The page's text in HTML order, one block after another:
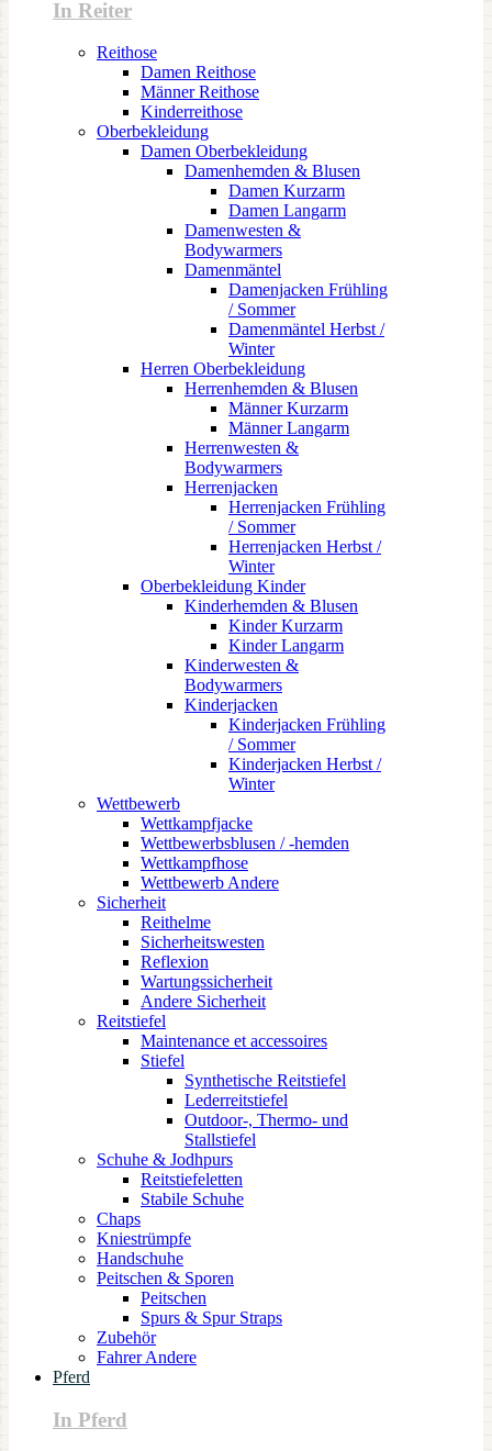
In Reiter
Reithose
Damen Reithose
Männer Reithose
Kinderreithose
Oberbekleidung
Damen Oberbekleidung
Damenhemden & Blusen
Damen Kurzarm
Damen Langarm
Damenwesten &
Bodywarmers
Damenmäntel
Damenjacken Frühling
/ Sommer
Damenmäntel Herbst /
Winter
Herren Oberbekleidung
Herrenhemden & Blusen
Männer Kurzarm
Männer Langarm
Herrenwesten &
Bodywarmers
Herrenjacken
Herrenjacken Frühling
/ Sommer
Herrenjacken Herbst /
Winter
Oberbekleidung Kinder
Kinderhemden & Blusen
Kinder Kurzarm
Kinder Langarm
Kinderwesten &
Bodywarmers
Kinderjacken
Kinderjacken Frühling
/ Sommer
Kinderjacken Herbst /
Winter
Wettbewerb
Wettkampfjacke
Wettbewerbsblusen / -hemden
Wettkampfhose
Wettbewerb Andere
Sicherheit
Reithelme
Sicherheitswesten
Reflexion
Wartungssicherheit
Andere Sicherheit
Reitstiefel
Maintenance et accessoires
Stiefel
Synthetische Reitstiefel
Lederreitstiefel
Outdoor-, Thermo- und
Stallstiefel
Schuhe & Jodhpurs
Reitstiefeletten
Stabile Schuhe
Chaps
Kniestrümpfe
Handschuhe
Peitschen & Sporen
Peitschen
Spurs & Spur Straps
Zubehör
Fahrer Andere
Pferd
In Pferd